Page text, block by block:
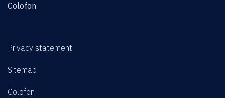
Colofon
Privacy statement
Sitemap
Colofon